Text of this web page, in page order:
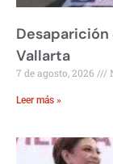
Vallarta
7 de agosto, 2026
Leer más »